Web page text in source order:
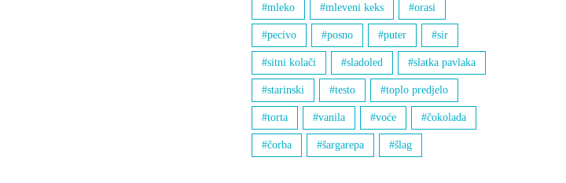
mleko mleveni keks orasi
pecivo posno puter sir
sitni kolači sladoled slatka pavlaka
starinski testo toplo predjelo
torta vanila voće čokolada
čorba šargarepa šlag